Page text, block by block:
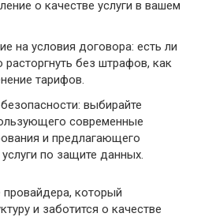
о качестве услуги в вашем
на условия договора: есть ли
без штрафов, как
тарифов.
выбирайте
современные
и предлагающего
по защите данных.
который
и заботится о качестве